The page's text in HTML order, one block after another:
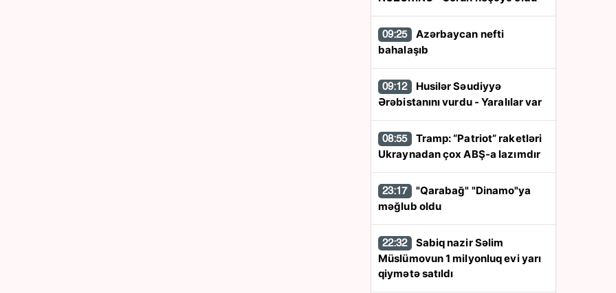
09:25
bahalaşıb
09:12
Ərəbistanını vurdu - Yaralılar var
08:55
Ukraynadan çox ABŞ-a lazımdır
23:17
məğlub oldu
22:32
Müslümovun 1 milyonluq evi yarı
qiymətə satıldı